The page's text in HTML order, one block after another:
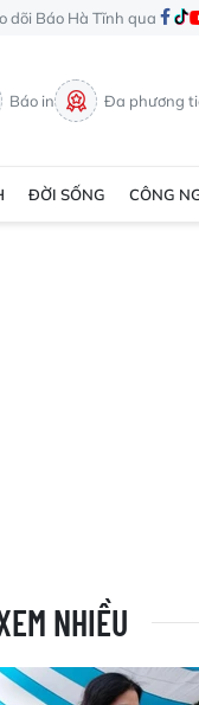
dõi Báo Hà Tĩnh qua
Báo in Đa phương
ĐỜI SỐNG CÔNG
NHIỀU